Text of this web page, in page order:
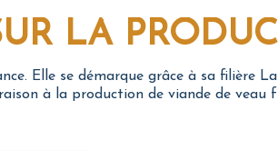
LA
Elle se démarque grâce à sa filière
à la production de viande de veau